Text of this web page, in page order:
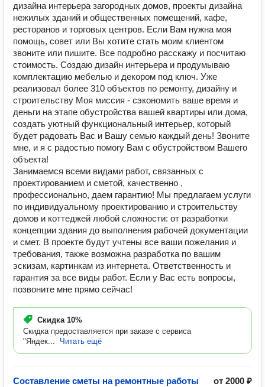
дизайна интерьера загородных домов, проекты дизайна
нежилых зданий и общественных помещений, кафе,
ресторанов и торговых центров. Если Вам нужна моя
помощь, совет или Вы хотите стать моим клиентом
звоните или пишите. Все подробно расскажу и посчитаю
стоимость. Создаю дизайн интерьера и продумываю
комплектацию мебелью и декором под ключ. Уже
реализовал более 310 объектов по ремонту, дизайну и
строительству Моя миссия - сэкономить ваше время и
деньги на этапе обустройства вашей квартиры или дома,
создать уютный функциональный интерьер, который
будет радовать Вас и Вашу семью каждый день! Звоните
мне, и я с радостью помогу Вам с обустройством Вашего
объекта!
Занимаемся всеми видами работ, связанных с
проектированием и сметой, качественно ,
профессионально, даем гарантию! Мы предлагаем услуги
по индивидуальному проектированию и строительству
домов и коттеджей любой сложности: от разработки
концепции здания до выполнения рабочей документации
и смет. В проекте будут учтены все ваши пожелания и
требования, также возможна разработка по вашим
эскизам, картинкам из интернета. Ответственность и
гарантия за все виды работ. Если у Вас есть вопросы,
позвоните мне прямо сейчас!
Скидка 10%
Скидка предоставляется при заказе с сервиса
"Яндек...
Читать ещё
Составление сметы на ремонтные работы
от 2000 ₽